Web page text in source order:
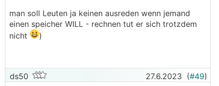
grundrauschen abseits der heizsaison vlt. 2-
3kwh pro monat netzbezug
brauchwasserwärmen da inklusive, ausschließlich
und du hast den luxus/komfort, nicht ständig auf
die wolken zu schaun, ob du die waschmaschine
man soll Leuten ja keinen ausreden wenn jemand
einen speicher WILL - rechnen tut er sich trotzdem
nicht
)
ds50 27.6.2023 (#49)